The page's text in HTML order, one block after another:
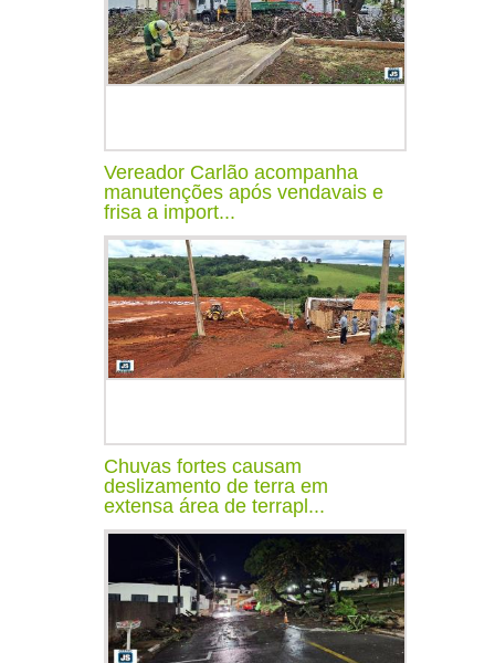
Vereador Carlão acompanha
manutenções após vendavais e
frisa a import...
Chuvas fortes causam
deslizamento de terra em
extensa área de terrapl...